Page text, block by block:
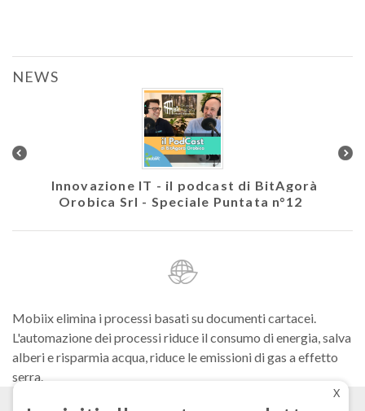
NEWS
Innovazione IT - il podcast di BitAgorà
Orobica Srl - Speciale Puntata n°12
Mobiix elimina i processi basati su documenti cartacei.
L'automazione dei processi riduce il consumo di energia, salva
alberi e risparmia acqua, riduce le emissioni di gas a effetto
serra.
X